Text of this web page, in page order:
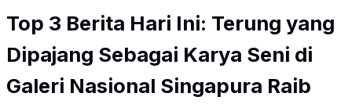
Top 3 Berita Hari Ini: Terung yang
Dipajang Sebagai Karya Seni di
Galeri Nasional Singapura Raib